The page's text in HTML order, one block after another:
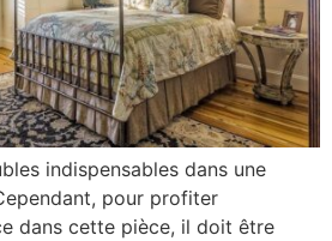
indispensables dans une
pour profiter
dans cette pièce, il doit être